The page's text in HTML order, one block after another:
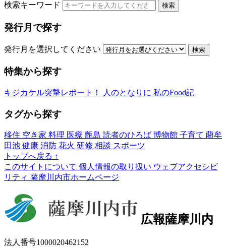
検索キーワード 検索
発行月で探す
発行月を選択してください 検索
特集から探す
キジカケル突撃レポート！ 人のとなりに 私のFood記
タグから探す
移住 空き家 料理 医療 甑島 読者のひろば 博物館 子育て 藺牟
田池 健康 消防 花火 研修 相談 スポーツ
トップへ戻る ↑
このサイトについて 個人情報の取り扱い ウェブアクセシビ
リティ 薩摩川内市ホームページ
広報薩摩川内
法人番号1000020462152